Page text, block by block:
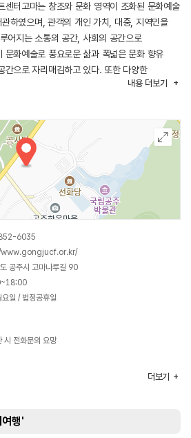
센터고마는 창조와 문화 영역이 조화된 문화예술
하였으며, 관객의 개인 가치, 대중, 지역민을
어지는 소통의 공간, 사회의 공간으로
문화예술로 풍요로운 삶과 폭넓은 문화 향유
간으로 자리매김하고 있다. 또한 다양한
요로운 삶을 제공하며 공주시 지역문화예술의
내용 더보기
6035
www.gongjucf.or.kr/
공주시 고마나루길 90
요일 / 법정공휴일
시 전화문의 요망
더보기
행'